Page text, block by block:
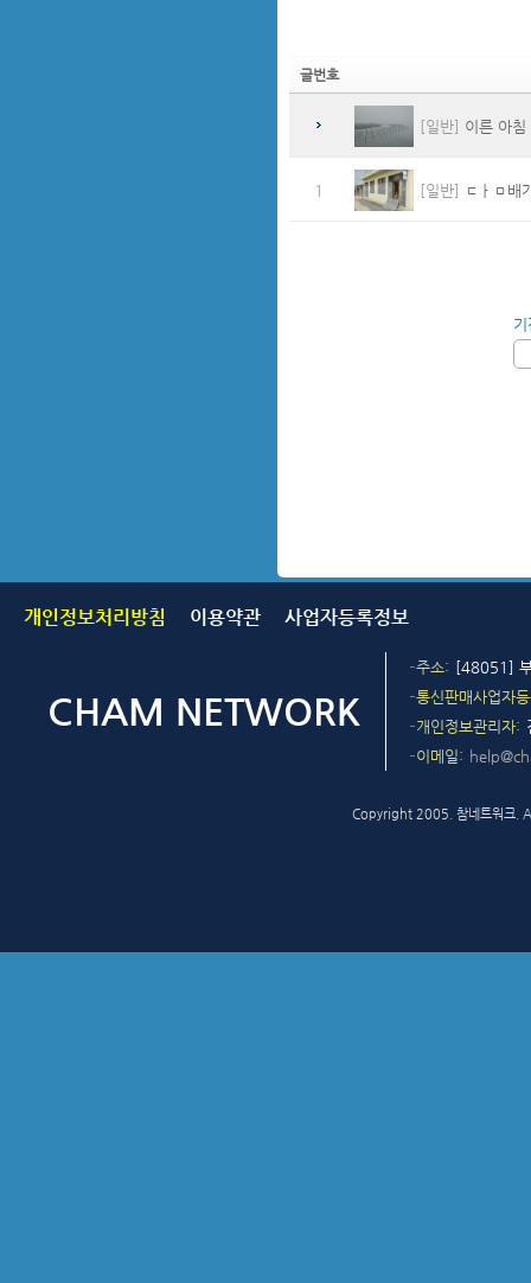
글번호
[일반] 이른 아침
1 [일반] ㄷㅏㅁ배
개인정보처리방침 이용약관 사업자등록정보
주소
[48051]
통신판매사업자
개인정보관리자
이메일
Copyright 2005. 참네트워크.